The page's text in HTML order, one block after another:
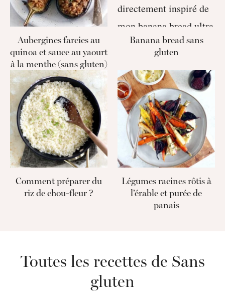
Aubergines farcies au
quinoa et sauce au yaourt
à la menthe (sans gluten)
Banana bread sans
gluten
Comment préparer du
riz de chou-fleur ?
Légumes racines rôtis à
l’érable et purée de
panais
Toutes les recettes de Sans
gluten